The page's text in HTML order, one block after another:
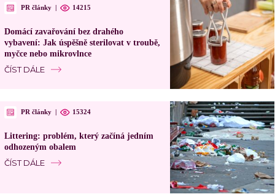
PR články | 14215
Domácí zavařování bez drahého
vybavení: Jak úspěšně sterilovat v troubě,
myčce nebo mikrovlnce
ČÍST DÁLE
PR články | 15324
Littering: problém, který začíná jedním
odhozeným obalem
ČÍST DÁLE